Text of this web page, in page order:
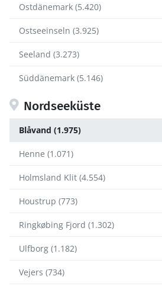
Ostdänemark (5.420)
Ostseeinseln (3.925)
Seeland (3.273)
Süddänemark (5.146)
Nordseeküste
Blåvand (1.975)
Henne (1.071)
Holmsland Klit (4.554)
Houstrup (773)
Ringkøbing Fjord (1.302)
Ulfborg (1.182)
Vejers (734)